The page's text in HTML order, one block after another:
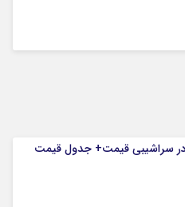
در سراشیبی قیمت+ جدول قیمت